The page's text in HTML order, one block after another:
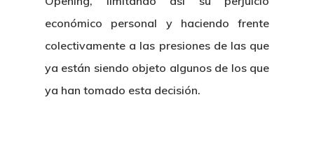
económico personal y haciendo frente
colectivamente a las presiones de las que
ya están siendo objeto algunos de los que
ya han tomado esta decisión.